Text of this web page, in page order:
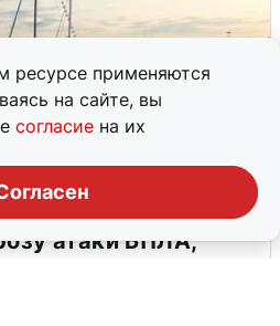
ресурсе применяются
на сайте, вы
согласие на их
атаки БПЛА,